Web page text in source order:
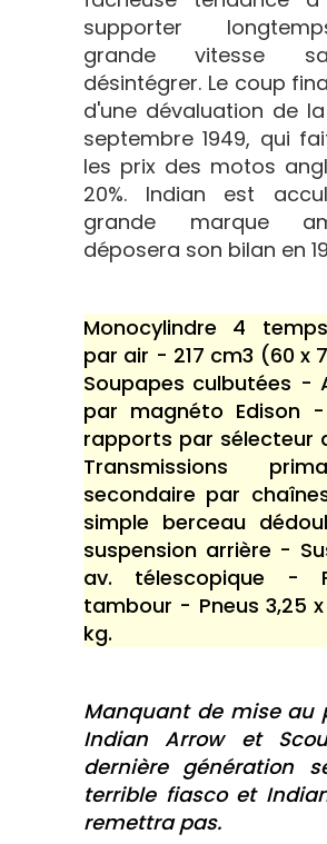
supporter
grande vitesse
désintégrer. Le coup
d'une dévaluation de la
septembre 1949, qui
les prix des motos
20%. Indian est
grande marque
déposera son bilan en
Monocylindre 4
par air - 217 cm3 (60 x
Soupapes culbutées -
par magnéto Edison
rapports par sélecteur
Transmissions
secondaire par
simple berceau
suspension arrière -
av. télescopique -
tambour - Pneus 3,25 x
kg.
Manquant de mise au
Indian Arrow et
dernière génération
terrible fiasco et
remettra pas.